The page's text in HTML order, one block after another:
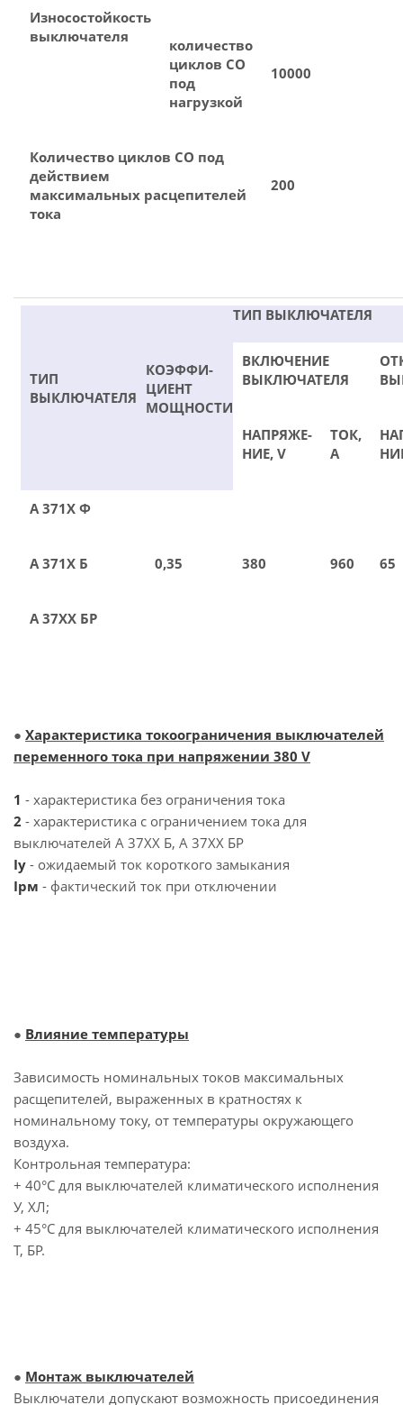
Износостойкость
выключателя
количество
циклов СО
под
нагрузкой
10000
Количество циклов СО под
действием
максимальных расцепителей
тока
200
ТИП
ВЫКЛЮЧАТЕЛЯ
КОЭФФИ-
ЦИЕНТ
МОЩНОСТИ
ТИП ВЫКЛЮЧАТЕЛЯ
ВКЛЮЧЕНИЕ
ВЫКЛЮЧАТЕЛЯ
НАПРЯЖЕ-
НИЕ, V
ТОК,
А
А 371Х Ф
0,35 380 960 65
А 371Х Б
А 37ХХ БР
● Характеристика токоограничения выключателей
переменного тока при напряжении 380 V
1 - характеристика без ограничения тока
2 - характеристика с ограничением тока для
выключателей А 37ХХ Б, А 37ХХ БР
Iy - ожидаемый ток короткого замыкания
Iрм - фактический ток при отключении
● Влияние температуры
Зависимость номинальных токов максимальных
расщепителей, выраженных в кратностях к
номинальному току, от температуры окружающего
воздуха.
Контрольная температура:
+ 40°С для выключателей климатического исполнения
У, ХЛ;
+ 45°С для выключателей климатического исполнения
Т, БР.
● Монтаж выключателей
Выключатели допускают возможность присоединения